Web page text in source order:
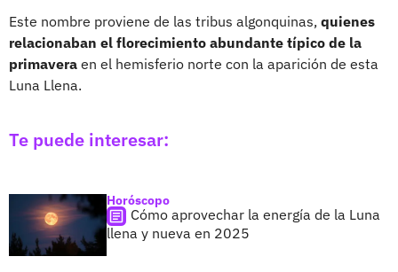
Este nombre proviene de las tribus algonquinas, quienes
relacionaban el florecimiento abundante típico de la
primavera en el hemisferio norte con la aparición de esta
Luna Llena.
Te puede interesar:
Horóscopo
Cómo aprovechar la energía de la Luna
llena y nueva en 2025